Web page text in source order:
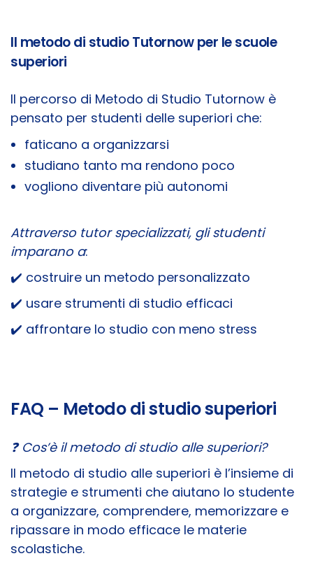
Il metodo di studio Tutornow per le scuole
superiori
Il percorso di Metodo di Studio Tutornow è
pensato per studenti delle superiori che:
faticano a organizzarsi
studiano tanto ma rendono poco
vogliono diventare più autonomi
Attraverso tutor specializzati, gli studenti
imparano a:
✔️ costruire un metodo personalizzato
✔️ usare strumenti di studio efficaci
✔️ affrontare lo studio con meno stress
FAQ – Metodo di studio superiori
❓ Cos’è il metodo di studio alle superiori?
Il metodo di studio alle superiori è l’insieme di
strategie e strumenti che aiutano lo studente
a organizzare, comprendere, memorizzare e
ripassare in modo efficace le materie
scolastiche.